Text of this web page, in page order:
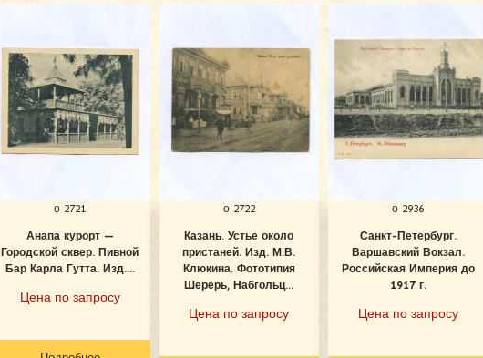
о 2721
Анапа курорт —
Городской сквер. Пивной
Бар Карла Гутта. Изд....
Цена по запросу
о 2722
Казань. Устье около
пристаней. Изд. М.В.
Клюкина. Фототипия
Шерерь, Набгольц...
Цена по запросу
о 2936
Санкт-Петербург.
Варшавский Вокзал.
Российская Империя до
1917 г.
Цена по запросу